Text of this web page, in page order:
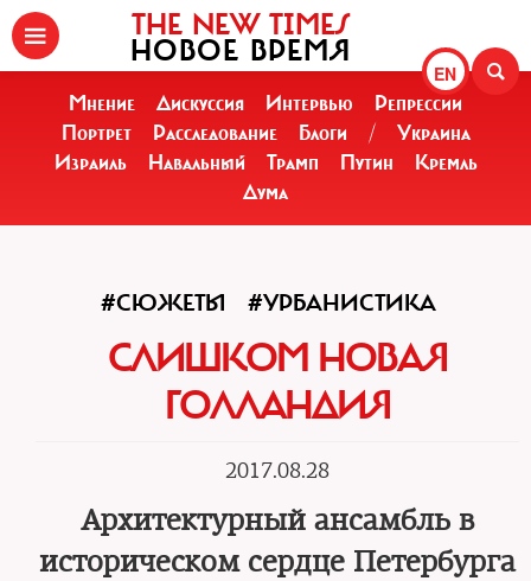
EN
THE NEW TIMES
НОВОЕ ВРЕМЯ
Мнение Дискуссия Интервью
Репрессии
Портрет
Расследование Блоги /
Украина
Израиль
Навальный Трамп Путин
Кремль
Дума
#СЮЖЕТЫ #УРБАНИСТИКА
СЛИШКОМ НОВАЯ
ГОЛЛАНДИЯ
2017.08.28
Архитектурный ансамбль в
историческом сердце Петербурга